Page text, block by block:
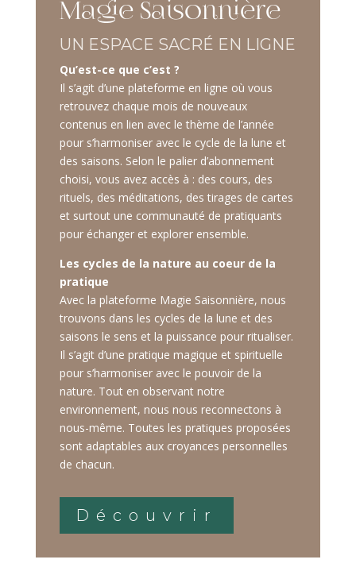
Magie Saisonnière
UN ESPACE SACRÉ EN LIGNE
Qu’est-ce que c’est ?
Il s’agit d’une plateforme en ligne où vous
retrouvez chaque mois de nouveaux
contenus en lien avec le thème de l’année
pour s’harmoniser avec le cycle de la lune et
des saisons. Selon le palier d’abonnement
choisi, vous avez accès à : des cours, des
rituels, des méditations, des tirages de cartes
et surtout une communauté de pratiquants
pour échanger et explorer ensemble.
Les cycles de la nature au coeur de la
pratique
Avec la plateforme Magie Saisonnière, nous
trouvons dans les cycles de la lune et des
saisons le sens et la puissance pour ritualiser.
Il s’agit d’une pratique magique et spirituelle
pour s’harmoniser avec le pouvoir de la
nature. Tout en observant notre
environnement, nous nous reconnectons à
nous-même. Toutes les pratiques proposées
sont adaptables aux croyances personnelles
de chacun.
Découvrir